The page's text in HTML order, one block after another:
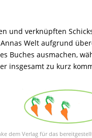
und verknüpften
Welt aufgrund
Buches ausmachen,
insgesamt zu kurz
dem Verlag für das